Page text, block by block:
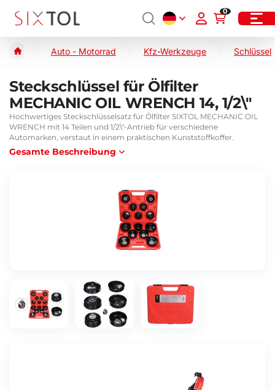
0
Auto - Motorrad Kfz-Werkzeuge Schlüssel
Steckschlüssel für Ölfilter
MECHANIC OIL WRENCH 14, 1/2\"
Hochwertiges Steckschlüsselsatz für Ölfilter SIXTOL MECHANIC OIL
WRENCH mit 14 Teilen und 1/2\"-Antrieb für verschiedene
Automarken, verstaut in einem praktischen Kunststoffkoffer.
Gesamte Beschreibung